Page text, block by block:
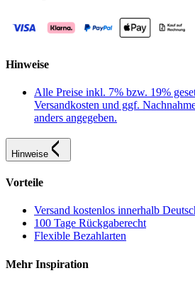
Hinweise
Alle Preise inkl. 7% bzw. 19%
Versandkosten und ggf.
anders angegeben.
Hinweise
Vorteile
Versand kostenlos innerhalb
100 Tage Rückgaberecht
Flexible Bezahlarten
Mehr Inspiration